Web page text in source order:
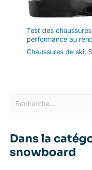
Test des
performance au
Chaussures de ski,
Dans la
snowboard